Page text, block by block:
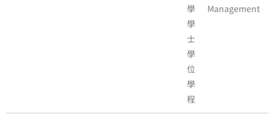
學
學
士
學
位
學
程
Management